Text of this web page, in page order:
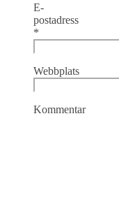
E-
postadress
*
Webbplats
Kommentar